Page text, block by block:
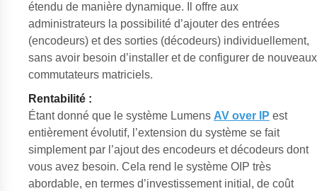
étendu de manière dynamique. Il offre aux
administrateurs la possibilité d’ajouter des entrées
(encodeurs) et des sorties (décodeurs) individuellement,
sans avoir besoin d’installer et de configurer de nouveaux
commutateurs matriciels.
Rentabilité :
Étant donné que le système Lumens AV over IP est
entièrement évolutif, l’extension du système se fait
simplement par l’ajout des encodeurs et décodeurs dont
vous avez besoin. Cela rend le système OIP très
abordable, en termes d’investissement initial, de coût